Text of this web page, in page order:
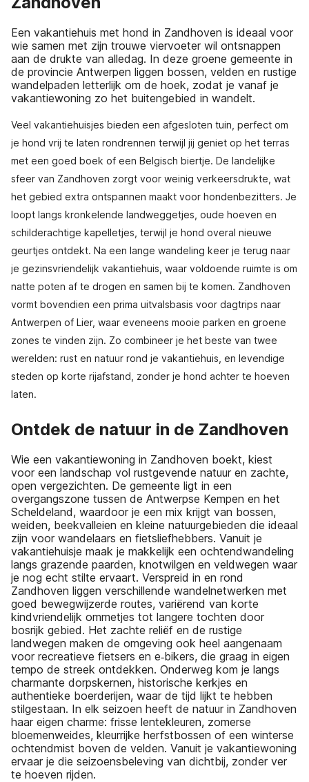
Een vakantiehuis met hond in Zandhoven is ideaal voor
wie samen met zijn trouwe viervoeter wil ontsnappen
aan de drukte van alledag. In deze groene gemeente in
de provincie Antwerpen liggen bossen, velden en rustige
wandelpaden letterlijk om de hoek, zodat je vanaf je
vakantiewoning zo het buitengebied in wandelt.
Veel vakantiehuisjes bieden een afgesloten tuin, perfect om
je hond vrij te laten rondrennen terwijl jij geniet op het terras
met een goed boek of een Belgisch biertje. De landelijke
sfeer van Zandhoven zorgt voor weinig verkeersdrukte, wat
het gebied extra ontspannen maakt voor hondenbezitters. Je
loopt langs kronkelende landweggetjes, oude hoeven en
schilderachtige kapelletjes, terwijl je hond overal nieuwe
geurtjes ontdekt. Na een lange wandeling keer je terug naar
je gezinsvriendelijk vakantiehuis, waar voldoende ruimte is om
natte poten af te drogen en samen bij te komen. Zandhoven
vormt bovendien een prima uitvalsbasis voor dagtrips naar
Antwerpen of Lier, waar eveneens mooie parken en groene
zones te vinden zijn. Zo combineer je het beste van twee
werelden: rust en natuur rond je vakantiehuis, en levendige
steden op korte rijafstand, zonder je hond achter te hoeven
laten.
Ontdek de natuur in de Zandhoven
Wie een vakantiewoning in Zandhoven boekt, kiest
voor een landschap vol rustgevende natuur en zachte,
open vergezichten. De gemeente ligt in een
overgangszone tussen de Antwerpse Kempen en het
Scheldeland, waardoor je een mix krijgt van bossen,
weiden, beekvalleien en kleine natuurgebieden die ideaal
zijn voor wandelaars en fietsliefhebbers. Vanuit je
vakantiehuisje maak je makkelijk een ochtendwandeling
langs grazende paarden, knotwilgen en veldwegen waar
je nog echt stilte ervaart. Verspreid in en rond
Zandhoven liggen verschillende wandelnetwerken met
goed bewegwijzerde routes, variërend van korte
kindvriendelijk ommetjes tot langere tochten door
bosrijk gebied. Het zachte reliëf en de rustige
landwegen maken de omgeving ook heel aangenaam
voor recreatieve fietsers en e‑bikers, die graag in eigen
tempo de streek ontdekken. Onderweg kom je langs
charmante dorpskernen, historische kerkjes en
authentieke boerderijen, waar de tijd lijkt te hebben
stilgestaan. In elk seizoen heeft de natuur in Zandhoven
haar eigen charme: frisse lentekleuren, zomerse
bloemenweides, kleurrijke herfstbossen of een winterse
ochtendmist boven de velden. Vanuit je vakantiewoning
ervaar je die seizoensbeleving van dichtbij, zonder ver
te hoeven rijden.